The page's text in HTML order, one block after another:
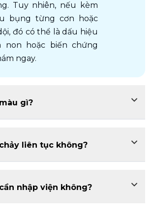
Tuy nhiên, nếu kèm
bụng từng cơn hoặc
đó có thể là dấu hiệu
non hoặc biến chứng
ngay.
gì?
liên tục không?
nhập viện không?